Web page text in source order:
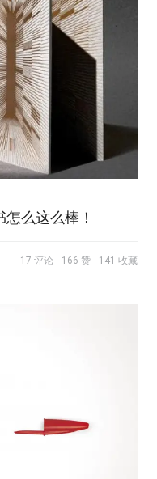
么这么棒！
17 评论 166 赞 141 收藏